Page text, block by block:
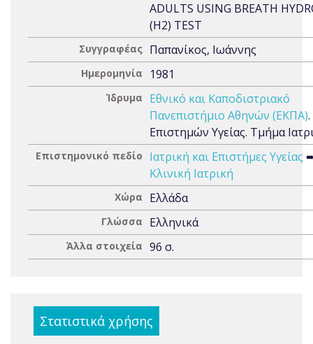
ADULTS USING BREATH
(H2) TEST
Συγγραφέας Παπανίκος, Ιωάννης
Ημερομηνία 1981
Ίδρυμα
Εθνικό και Καποδιστριακό
Πανεπιστήμιο Αθηνών (ΕΚΠΑ)
Επιστημών Υγείας. Τμήμα
Επιστημονικό πεδίο Ιατρική και Επιστήμες Υγείας
Κλινική Ιατρική
Χώρα Ελλάδα
Γλώσσα Ελληνικά
Άλλα στοιχεία 96 σ.
Στατιστικά χρήσης